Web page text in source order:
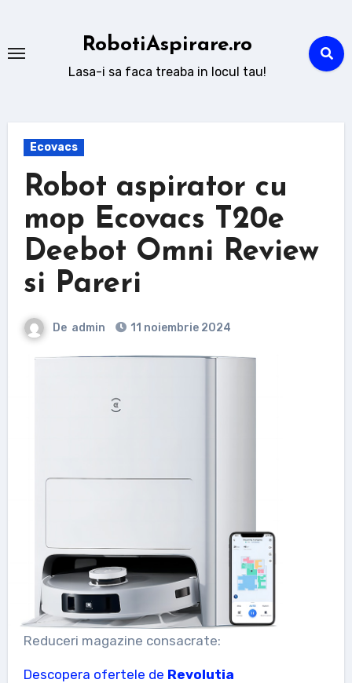
conținut
RobotiAspirare.ro
Lasa-i sa faca treaba in locul tau!
Ecovacs
Robot aspirator cu
mop Ecovacs T20e
Deebot Omni Review
si Pareri
De admin 11 noiembrie 2024
Reduceri magazine consacrate:
Descopera ofertele de Revolutia